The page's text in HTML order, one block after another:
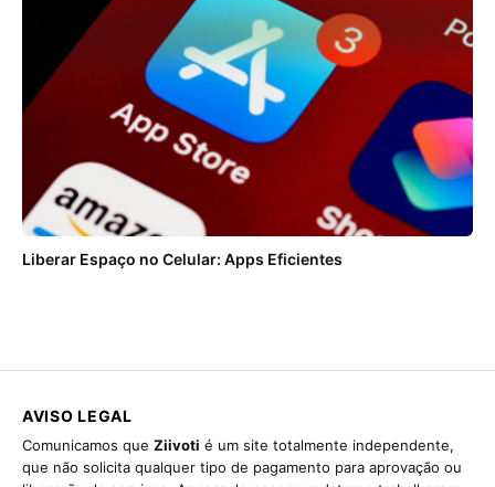
Liberar Espaço no Celular: Apps Eficientes
AVISO LEGAL
Comunicamos que Ziivoti é um site totalmente independente,
que não solicita qualquer tipo de pagamento para aprovação ou